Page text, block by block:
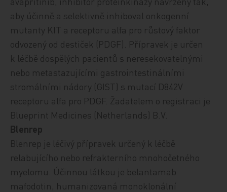
aby účinně a selektivně inhiboval onkogenní
mutanty KIT a receptoru alfa pro růstový faktor
odvozený od destiček (PDGF) . Přípravek je určen
k léčbě dospělých pacientů s neresekovatelnými
nebo metastazujícími gastrointestinálními
stromálními nádory (GIST) s mutací D842V
receptoru alfa pro PDGF. Žadatelem o registraci je
Blueprint Medicines (Netherlands) B.V.
Blenrep
Blenrep je léčivý přípravek určený k léčbě
relabujícího nebo refrakterního mnohočetného
myelomu. Účinnou látkou je belantamab
mafodotin, humanizovaná monoklonální